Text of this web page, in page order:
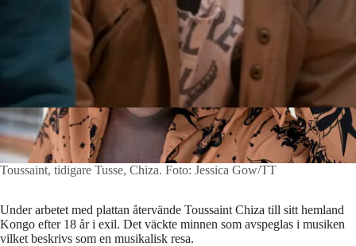
Toussaint, tidigare Tusse, Chiza. Foto: Jessica Gow/TT
Under arbetet med plattan återvände Toussaint Chiza till sitt hemland
Kongo efter 18 år i exil. Det väckte minnen som avspeglas i musiken
vilket beskrivs som en musikalisk resa.